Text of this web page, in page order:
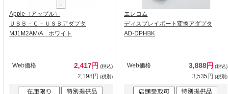
Apple（アップル）
ＵＳＢ－Ｃ－ＵＳＢアダプタ
MJ1M2AM/A ホワイト
Web価格 2,417円 (税込)
2,198円 (税別)
エレコム
ディスプレイポート変換アダプタ
AD-DPHBK
Web価格 3,888円 (税込)
3,535円 (税別)